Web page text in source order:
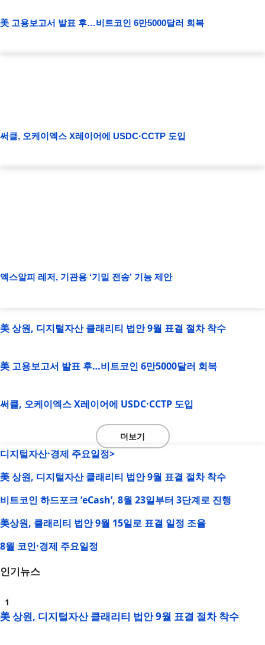
美 고용보고서 발표 후…비트코인 6만5000달러 회복
써클, 오케이엑스 X레이어에 USDC·CCTP 도입
엑스알피 레저, 기관용 ‘기밀 전송’ 기능 제안
美 상원, 디지털자산 클래리티 법안 9월 표결 절차 착수
美 고용보고서 발표 후…비트코인 6만5000달러 회복
써클, 오케이엑스 X레이어에 USDC·CCTP 도입
더보기
디지털자산·경제 주요일정>
美 상원, 디지털자산 클래리티 법안 9월 표결 절차 착수
비트코인 하드포크 ‘eCash’, 8월 23일부터 3단계로 진행
美상원, 클래리티 법안 9월 15일로 표결 일정 조율
8월 코인·경제 주요일정
인기뉴스
美 상원, 디지털자산 클래리티 법안 9월 표결 절차 착수